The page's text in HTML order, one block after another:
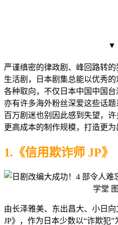
▼
严谨缜密的律政剧、峰回路转
生活剧，日本剧集总能以优秀
各种取向，不仅日本中国中国台
亦有许多海外粉丝深爱这些话题
百万剧迷也别因此感到失望，
更高成本的制作规模，打造更为
1.《信用欺诈师 JP》
由长泽雅美、东出昌大、小日
JP》，作为日本少数以“诈欺犯